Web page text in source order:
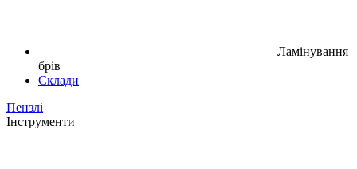
Ламінування
брів
Склади
Пензлі
Інструменти